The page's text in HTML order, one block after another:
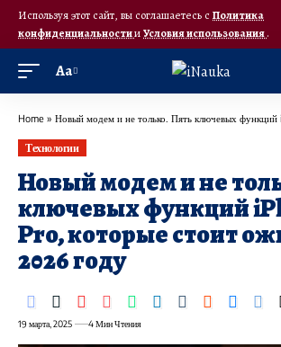
Используя этот сайт, вы соглашаетесь с Политика
конфиденциальностииУсловия использования.
Аа
Home » Новый модем и не только. Пять ключевых функций iPhone 18 Pro,
Технологии
Новый модем и не
ключевых функций
Pro, которые стоит
2026 году
19 марта, 2025 4 Мин Чтения